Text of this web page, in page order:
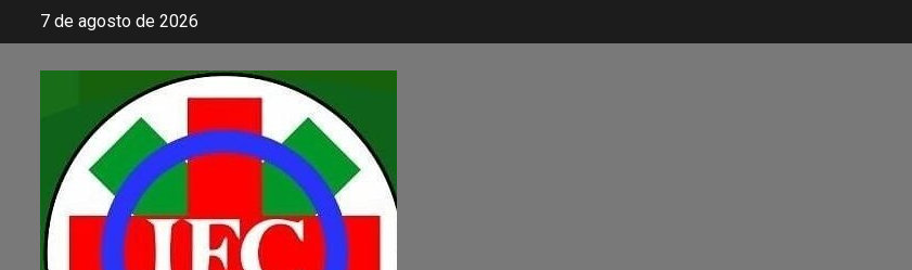
7 de agosto de 2026